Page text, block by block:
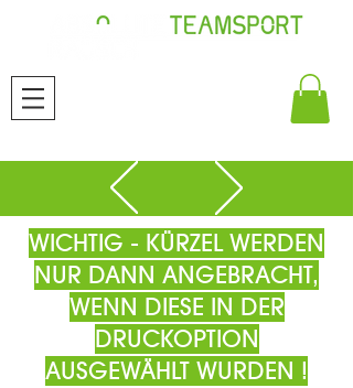
WICHTIG - KÜRZEL WERDEN
NUR DANN ANGEBRACHT,
WENN DIESE IN DER
DRUCKOPTION
AUSGEWÄHLT WURDEN !